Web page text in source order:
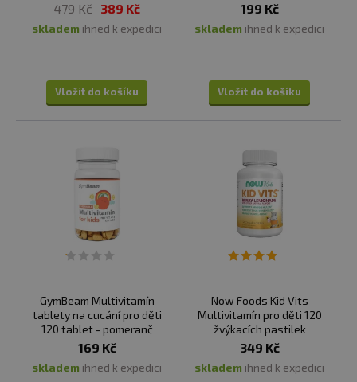
479 Kč 389 Kč
skladem ihned k expedici
Vložit do košíku
199 Kč
skladem ihned k expedici
Vložit do košíku
GymBeam Multivitamín
tablety na cucání pro děti
120 tablet - pomeranč
169 Kč
skladem ihned k expedici
Now Foods Kid Vits
Multivitamín pro děti 120
žvýkacích pastilek
349 Kč
skladem ihned k expedici